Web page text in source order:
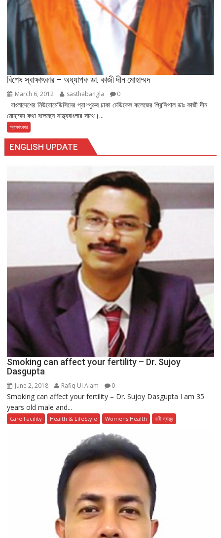
বিশেষ স্বাক্ষাৎকার – অধ্যাপক ডা. কাজী দীন মোহাম্মদ
March 6, 2012 sasthabangla 0
বাংলাদেশের নিউরোমেডিসিনের প্রাণপুরুষ ঢাকা মেডিকেল কলেজের প্রিন্সিপাল ডাঃ কাজী দীন
মোহাম্মদ কথা বলেছেন সাস্থ্যবাংলার সাথে।...
স্বাক্ষাৎকার
ENGLISH UPDATE
Smoking can affect your fertility – Dr. Sujoy
Dasgupta
June 2, 2018 Rafiq Ul Alam 0
Smoking can affect your fertility – Dr. Sujoy Dasgupta I am 35
years old male and...
Care Facility Health & LifeStyle Womens Health নারী স্বাস্থ্য